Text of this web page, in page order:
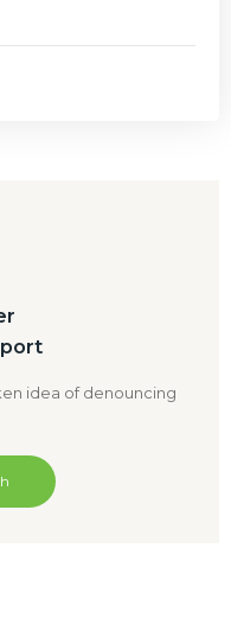
idea of denouncing